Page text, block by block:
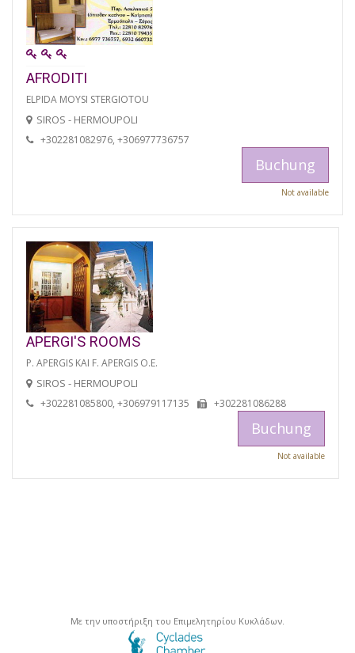
AFRODITI
ELPIDA MOYSI STERGIOTOU
SIROS - HERMOUPOLI
+302281082976, +306977736757
Buchung
Not available
APERGI'S ROOMS
P. APERGIS KAI F. APERGIS O.E.
SIROS - HERMOUPOLI
+302281085800, +306979117135 +302281086288
Buchung
Not available
Με την υποστήριξη του Επιμελητηρίου Κυκλάδων.